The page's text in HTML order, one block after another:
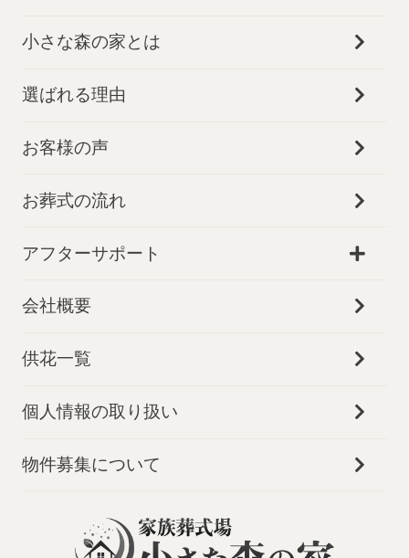
小さな森の家とは
選ばれる理由
お客様の声
お葬式の流れ
アフターサポート
会社概要
供花一覧
個人情報の取り扱い
物件募集について
お得な会員価格!